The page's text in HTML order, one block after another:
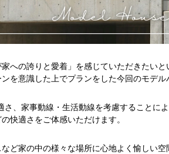
への誇りと愛着」を感じていただきたいと
を意識した上でプランをした今回のモデル
、家事動線・生活動線を考慮することによ
快適さをご体感いただけます。
ど家の中の様々な場所に心地よく愉しい空